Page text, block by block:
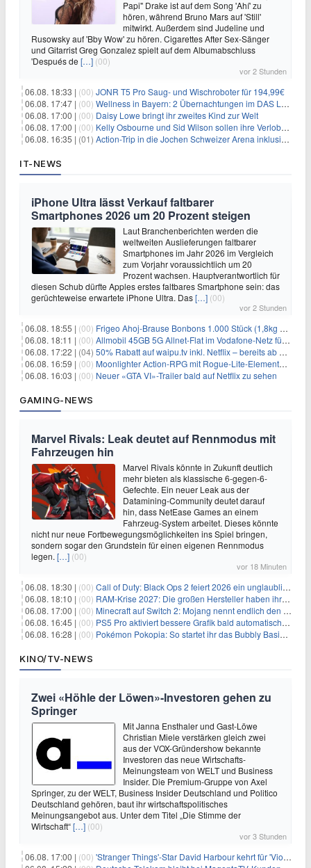
Papi" Drake ist auf dem Song 'Ahí' zu
hören, während Bruno Mars auf 'Still'
mitwirkt. Außerdem sind Judeline und
Rusowsky auf 'Bby Wow' zu hören. Cigarettes After Sex-Sänger
und Gitarrist Greg Gonzalez spielt auf dem Albumabschluss
'Después de […] (00)
vor 2 Stunden
06.08. 18:33 | (00) JONR T5 Pro Saug- und Wischroboter für 194,99€
06.08. 17:47 | (00) Wellness in Bayern: 2 Übernachtungen im DAS LUDWIG Sports Resort inkl. HP + Wellness ab 174€ p.P.
06.08. 17:00 | (00) Daisy Lowe bringt ihr zweites Kind zur Welt
06.08. 17:00 | (00) Kelly Osbourne und Sid Wilson sollen ihre Verlobung gelöst haben
06.08. 16:35 | (01) Action-Trip in die Jochen Schweizer Arena inklusive Premium Hotel und Frühstück ab 59€ p.P.
IT-NEWS
iPhone Ultra lässt Verkauf faltbarer
Smartphones 2026 um 20 Prozent steigen
Laut Branchenberichten werden die
weltweiten Auslieferungen faltbarer
Smartphones im Jahr 2026 im Vergleich
zum Vorjahr voraussichtlich um 20
Prozent wachsen. Hauptverantwortlich für
diesen Schub dürfte Apples erstes faltbares Smartphone sein: das
gerüchteweise erwartete iPhone Ultra. Das[…] (00)
vor 2 Stunden
06.08. 18:55 | (00) Frigeo Ahoj-Brause Bonbons 1.000 Stück (1,8kg Eimer) für 6,29€
06.08. 18:11 | (00) Allmobil 45GB 5G Allnet-Flat im Vodafone-Netz für eff. 5,91€/Monat dank 50€ Wechselbonus + 0€ AG
06.08. 17:22 | (04) 50% Rabatt auf waipu.tv inkl. Netflix – bereits ab 9€/Monat (statt 17,99€)
06.08. 16:59 | (00) Moonlighter Action-RPG mit Rogue-Lite-Elementen kostenlos bei Steam
06.08. 16:03 | (00) Neuer «GTA VI»-Trailer bald auf Netflix zu sehen
GAMING-NEWS
Marvel Rivals: Leak deutet auf Rennmodus mit
Fahrzeugen hin
Marvel Rivals könnte in Zukunft deutlich
mehr bieten als klassische 6-gegen-6-
Gefechte. Ein neuer Leak aus der
Datamining-Community deutet darauf
hin, dass NetEase Games an einem
Fahrzeug-System arbeitet. Dieses könnte
nicht nur neue Fortbewegungsmöglichkeiten ins Spiel bringen,
sondern sogar den Grundstein für einen eigenen Rennmodus
legen. […] (00)
vor 18 Minuten
06.08. 18:30 | (00) Call of Duty: Black Ops 2 feiert 2026 ein unglaubliches Comeback
06.08. 18:10 | (00) RAM-Krise 2027: Die großen Hersteller haben ihre Produktion offenbar schon verkauft
06.08. 17:00 | (00) Minecraft auf Switch 2: Mojang nennt endlich den Releasetermin
06.08. 16:45 | (00) PS5 Pro aktiviert bessere Grafik bald automatisch, aber das Update ist kleiner als gedacht
06.08. 16:28 | (00) Pokémon Pokopia: So startet ihr das Bubbly Basin-DLC
KINO/TV-NEWS
Zwei «Höhle der Löwen»-Investoren gehen zu
Springer
Mit Janna Ensthaler und Gast-Löwe
Christian Miele verstärken gleich zwei
aus der VOX-Gründershow bekannte
Investoren das neue Wirtschafts-
Meinungsteam von WELT und Business
Insider. Die Premium-Gruppe von Axel
Springer, zu der WELT, Business Insider Deutschland und Politico
Deutschland gehören, baut ihr wirtschaftspolitisches
Meinungsangebot aus. Unter dem Titel „Die Stimme der
Wirtschaft“[…] (00)
vor 3 Stunden
06.08. 17:00 | (00) 'Stranger Things'-Star David Harbour kehrt für 'Violent Night 2' zurück – Kristen Bell stößt zur Besetzung